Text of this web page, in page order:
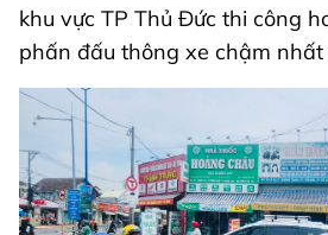
khu vực TP Thủ Đức thi công
phấn đấu thông xe chậm